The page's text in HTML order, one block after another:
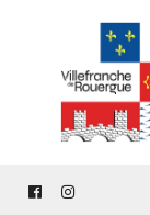
content